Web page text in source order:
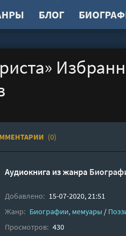
БЛОГ
(0)
Аудиокнига из жанра
Добавлено: 15-07-2020, 21:51
Жанр: Биографии, мемуары /
Просмотров: 430